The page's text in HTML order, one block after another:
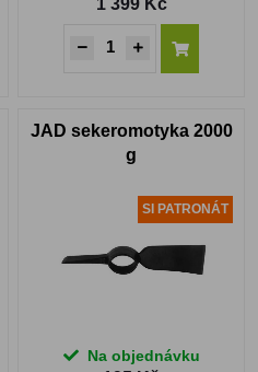
JAD sekeromotyka 2000
g
SI PATRONÁT
Na objednávku